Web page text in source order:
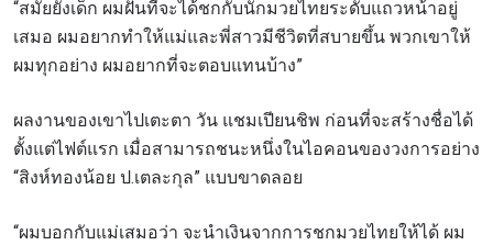
“สมัยยังเด็ก ผมฝันที่จะได้ชกกับนักมวยไทยระดับแถวหน้าอยู่
เสมอ ผมอยากทำให้แม่และพี่สาวมีชีวิตที่สบายขึ้น พวกเขาให้
ผมทุกอย่าง ผมอยากที่จะตอบแทนบ้าง”
ผลงานของเขาไปเตะตา วัน แชมเปียนชิพ ก่อนที่จะสร้างชื่อได้
ตั้งแต่ไฟต์แรก เมื่อสามารถชนะหนึ่งในไอคอนของวงการอย่าง
“สิงห์ทองน้อย ป.เตละกุล” แบบขาดลอย
“ผมบอกกับแม่เสมอว่า จะนำเงินจากการชกมวยไทยให้ได้ ผม